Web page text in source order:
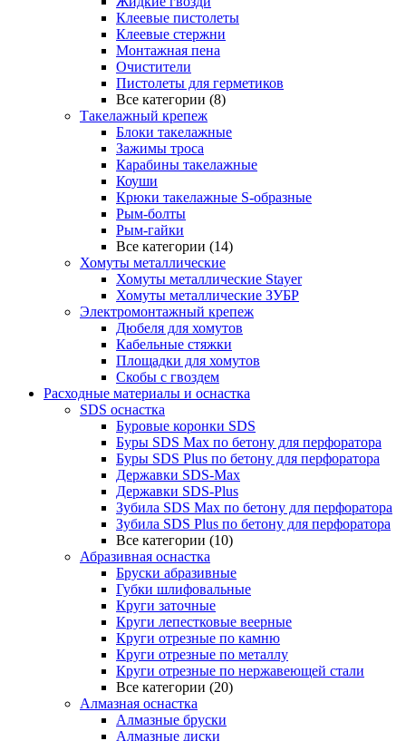
Клеевые пистолеты
Клеевые стержни
Монтажная пена
Очистители
Пистолеты для герметиков
Все категории (8)
Такелажный крепеж
Блоки такелажные
Зажимы троса
Карабины такелажные
Коуши
Крюки такелажные S-образные
Рым-болты
Рым-гайки
Все категории (14)
Хомуты металлические
Хомуты металлические Stayer
Хомуты металлические ЗУБР
Электромонтажный крепеж
Дюбеля для хомутов
Кабельные стяжки
Площадки для хомутов
Скобы с гвоздем
Расходные материалы и оснастка
SDS оснастка
Буровые коронки SDS
Буры SDS Max по бетону для перфоратора
Буры SDS Plus по бетону для перфоратора
Державки SDS-Max
Державки SDS-Plus
Зубила SDS Mах по бетону для перфоратора
Зубила SDS Plus по бетону для перфоратора
Все категории (10)
Абразивная оснастка
Бруски абразивные
Губки шлифовальные
Круги заточные
Круги лепестковые веерные
Круги отрезные по камню
Круги отрезные по металлу
Круги отрезные по нержавеющей стали
Все категории (20)
Алмазная оснастка
Алмазные бруски
Алмазные диски